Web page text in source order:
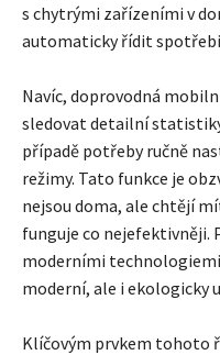
s chytrými zařízeními v
automaticky řídit
Navíc, doprovodná
sledovat detailní
případě potřeby ručně
režimy. Tato funkce je
nejsou doma, ale chtějí
funguje co nejefektivněji.
moderními
moderní, ale i ekologicky
Klíčovým prvkem tohoto